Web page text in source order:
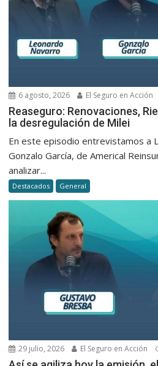
6 agosto, 2026 El Seguro en Acción
Reaseguro: Renovaciones,
la desregulación de Milei
En este episodio entrevistamos a
Gonzalo García, de Americal
analizar...
Destacados General
29 julio, 2026 El Seguro en Acción